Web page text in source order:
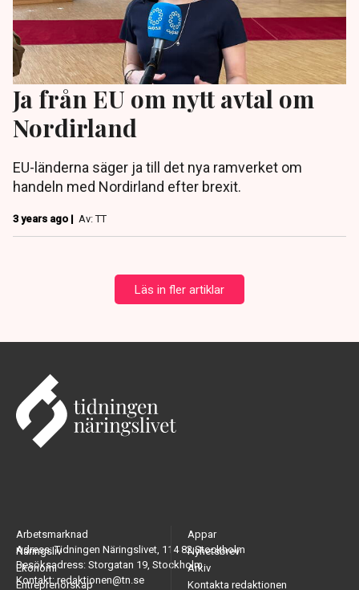
Ja från EU om nytt avtal om
Nordirland
EU-länderna säger ja till det nya ramverket om
handeln med Nordirland efter brexit.
3 years ago | Av: TT
Läs in fler artiklar
Adress: Tidningen Näringslivet, 114 82 Stockholm
Besöksadress: Storgatan 19, Stockholm
Kontakt: redaktionen@tn.se
Arbetsmarknad
Näringsliv
Ekonomi
Entreprenörskap
Appar
Nyhetsbrev
Arkiv
Kontakta redaktionen